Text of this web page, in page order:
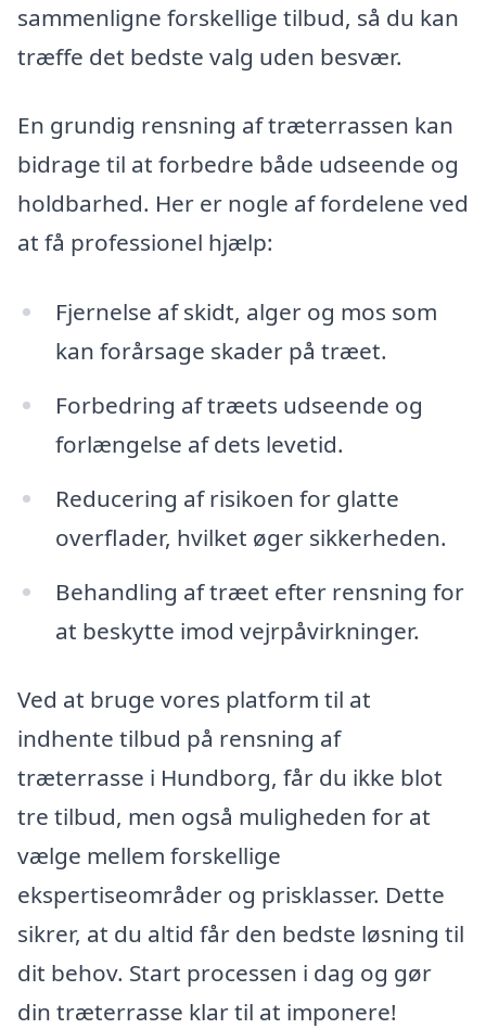
sammenligne forskellige tilbud, så du kan
træffe det bedste valg uden besvær.
En grundig rensning af træterrassen kan
bidrage til at forbedre både udseende og
holdbarhed. Her er nogle af fordelene ved
at få professionel hjælp:
Fjernelse af skidt, alger og mos som
kan forårsage skader på træet.
Forbedring af træets udseende og
forlængelse af dets levetid.
Reducering af risikoen for glatte
overflader, hvilket øger sikkerheden.
Behandling af træet efter rensning for
at beskytte imod vejrpåvirkninger.
Ved at bruge vores platform til at
indhente tilbud på rensning af
træterrasse i Hundborg, får du ikke blot
tre tilbud, men også muligheden for at
vælge mellem forskellige
ekspertiseområder og prisklasser. Dette
sikrer, at du altid får den bedste løsning til
dit behov. Start processen i dag og gør
din træterrasse klar til at imponere!